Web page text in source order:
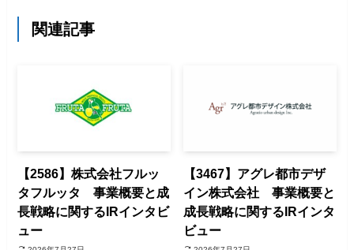
関連記事
【2586】株式会社フルッ
タフルッタ 事業概要と成
長戦略に関するIRインタビ
ュー
【3467】アグレ都市デザ
イン株式会社 事業概要と
成長戦略に関するIRインタ
ビュー